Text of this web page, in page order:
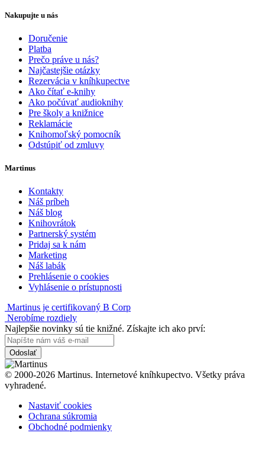
Nakupujte u nás
Doručenie
Platba
Prečo práve u nás?
Najčastejšie otázky
Rezervácia v kníhkupectve
Ako čítať e-knihy
Ako počúvať audioknihy
Pre školy a knižnice
Reklamácie
Knihomoľský pomocník
Odstúpiť od zmluvy
Martinus
Kontakty
Náš príbeh
Náš blog
Knihovrátok
Partnerský systém
Pridaj sa k nám
Marketing
Náš labák
Prehlásenie o cookies
Vyhlásenie o prístupnosti
Martinus je certifikovaný B Corp
Nerobíme rozdiely
Najlepšie novinky sú tie knižné. Získajte ich ako prví:
Odoslať
© 2000-2026 Martinus. Internetové kníhkupectvo. Všetky práva
vyhradené.
Nastaviť cookies
Ochrana súkromia
Obchodné podmienky